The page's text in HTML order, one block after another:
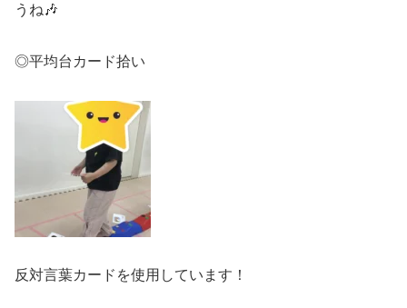
うね🎶
◎平均台カード拾い
反対言葉カードを使用しています！